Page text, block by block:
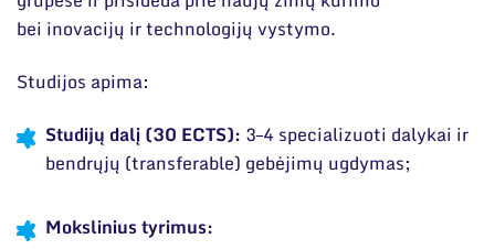
bei inovacijų ir technologijų vystymo.
Studijos apima:
Studijų dalį (30 ECTS): 3–4 specializuoti dalykai ir
bendrųjų (transferable) gebėjimų ugdymas;
Mokslinius tyrimus: